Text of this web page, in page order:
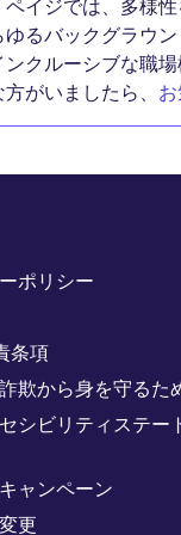
ペイジでは、多様
ゆるバックグラウ
ンクルーシブな職
方がいましたら、
ポリシー
条項
欺から身を守るた
シビリティステー
ャンペーン
更